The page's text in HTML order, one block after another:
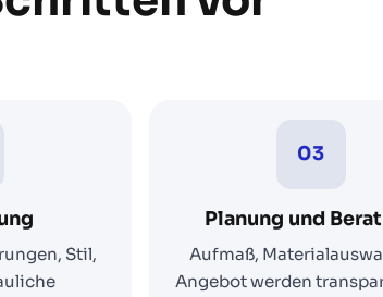
Stil,
03
Planung und
Aufmaß,
Angebot werden